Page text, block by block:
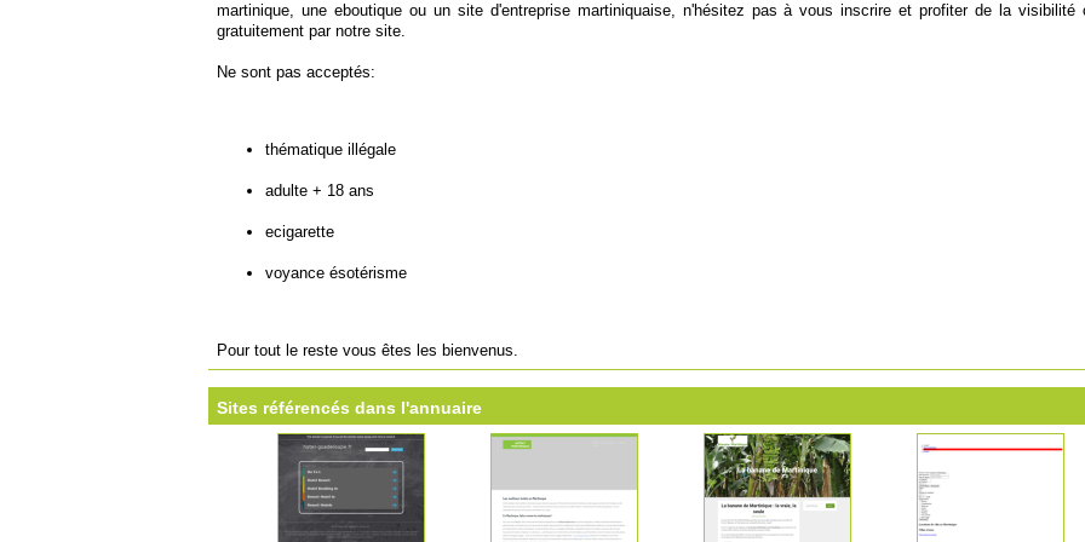
martinique, une eboutique ou un site d'entreprise martiniquaise, n'hésitez pas à vous inscrire et profiter de la visibilité
gratuitement par notre site.
Ne sont pas acceptés:
thématique illégale
adulte + 18 ans
ecigarette
voyance ésotérisme
Pour tout le reste vous êtes les bienvenus.
Sites référencés dans l'annuaire